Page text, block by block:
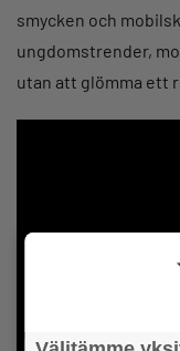
smycken och
ungdomstrender,
utan att glömma ett